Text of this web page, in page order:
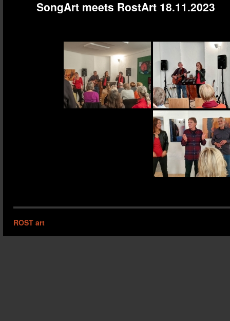
SongArt meets RostArt 18.11.2023
ROST art